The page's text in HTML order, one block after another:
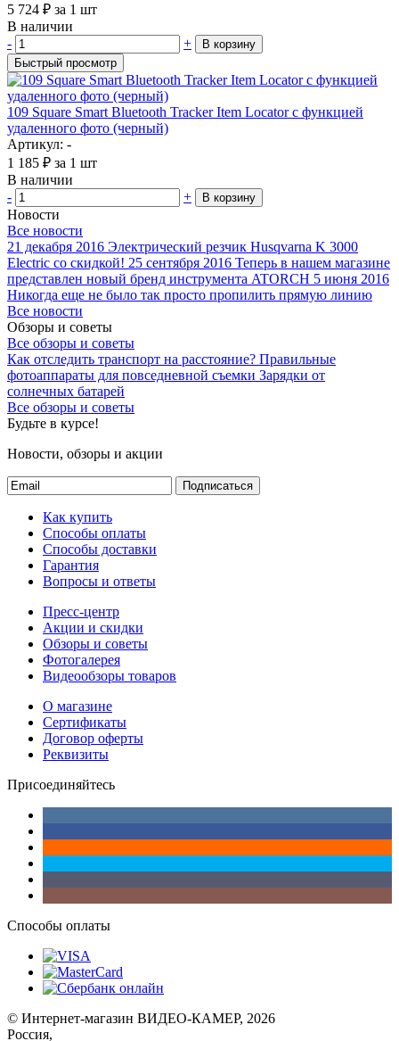
5 724 ₽ за 1 шт
В наличии
-
+
В корзину
Быстрый просмотр
109 Square Smart Bluetooth Tracker Item Locator с функцией
удаленного фото (черный)
Артикул: -
1 185 ₽ за 1 шт
В наличии
-
+ В корзину
Новости
Все новости
21 декабря 2016 Электрический резчик Husqvarna K 3000
Electric со скидкой! 25 сентября 2016 Теперь в нашем магазине
представлен новый бренд инструмента ATORCH 5 июня 2016
Никогда еще не было так просто пропилить прямую линию
Все новости
Обзоры и советы
Все обзоры и советы
Как отследить транспорт на расстояние? Правильные
фотоаппараты для повседневной съемки Зарядки от
солнечных батарей
Все обзоры и советы
Будьте в курсе!
Новости, обзоры и акции
Подписаться
Как купить
Способы оплаты
Способы доставки
Гарантия
Вопросы и ответы
Пресс-центр
Акции и скидки
Обзоры и советы
Фотогалерея
Видеообзоры товаров
О магазине
Сертификаты
Договор оферты
Реквизиты
Присоединяйтесь
Способы оплаты
© Интернет-магазин ВИДЕО-КАМЕР, 2026
Россия,